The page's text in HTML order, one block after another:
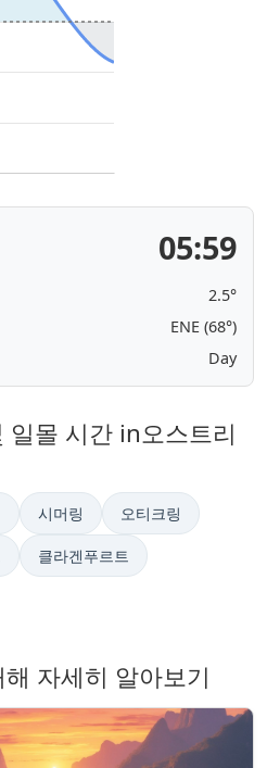
05:59
2.5°
ENE (68°)
Day
일몰 시간 in오스트리
시머링 오티크링
클라겐푸르트
자세히 알아보기